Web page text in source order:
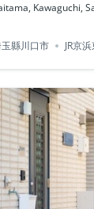
Kawaguchi,
縣川口市 JR京